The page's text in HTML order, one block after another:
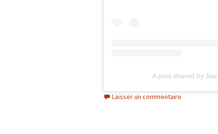
A post shared by
Laisser un commentaire